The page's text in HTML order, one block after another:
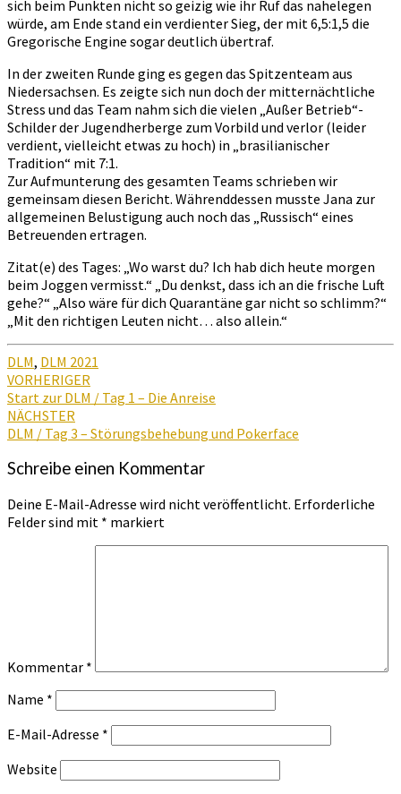
sich beim Punkten nicht so geizig wie ihr Ruf das nahelegen
würde, am Ende stand ein verdienter Sieg, der mit 6,5:1,5 die
Gregorische Engine sogar deutlich übertraf.
In der zweiten Runde ging es gegen das Spitzenteam aus
Niedersachsen. Es zeigte sich nun doch der mitternächtliche
Stress und das Team nahm sich die vielen „Außer Betrieb“-
Schilder der Jugendherberge zum Vorbild und verlor (leider
verdient, vielleicht etwas zu hoch) in „brasilianischer
Tradition“ mit 7:1.
Zur Aufmunterung des gesamten Teams schrieben wir
gemeinsam diesen Bericht. Währenddessen musste Jana zur
allgemeinen Belustigung auch noch das „Russisch“ eines
Betreuenden ertragen.
Zitat(e) des Tages: „Wo warst du? Ich hab dich heute morgen
beim Joggen vermisst.“ „Du denkst, dass ich an die frische Luft
gehe?“ „Also wäre für dich Quarantäne gar nicht so schlimm?“
„Mit den richtigen Leuten nicht… also allein.“
DLM, DLM 2021
Beitragsnavigation
VORHERIGER
Start zur DLM / Tag 1 – Die Anreise
NÄCHSTER
DLM / Tag 3 – Störungsbehebung und Pokerface
Schreibe einen Kommentar
Deine E-Mail-Adresse wird nicht veröffentlicht. Erforderliche
Felder sind mit * markiert
Kommentar *
Name *
E-Mail-Adresse *
Website